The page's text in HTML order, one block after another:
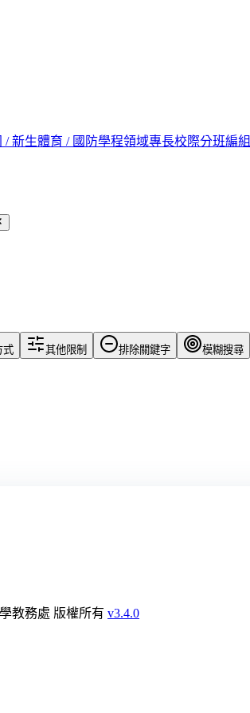
/ 新生體育 / 國防學程領域專長校際分班編組
式 其他限制 排除關鍵字 模糊搜尋
教務處 版權所有 v3.4.0